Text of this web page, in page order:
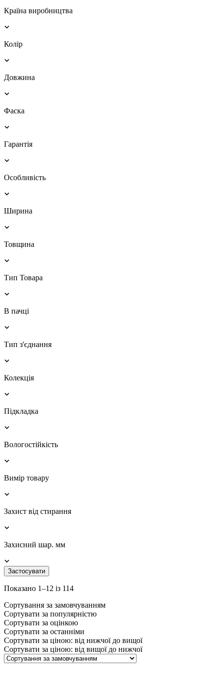
Країна виробництва
Колір
Довжина
Фаска
Гарантія
Особливість
Ширина
Товщина
Тип Товара
В пачці
Тип з'єднання
Колекція
Підкладка
Вологостійкість
Вимір товару
Захист від стирання
Захисний шар. мм
Застосувати
Показано 1–12 із 114
Сортування за замовчуванням
Сортувати за популярністю
Сортувати за оцінкою
Сортувати за останніми
Сортувати за ціною: від нижчої до вищої
Сортувати за ціною: від вищої до нижчої